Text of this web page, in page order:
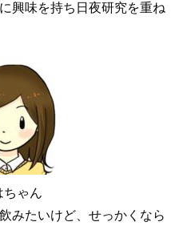
興味を持ち日夜研究を重ね
ちゃん
みたいけど、せっかくなら